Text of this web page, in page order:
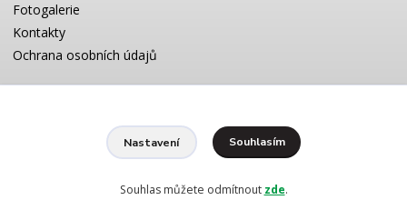
Fotogalerie
Kontakty
Ochrana osobních údajů
Potřebujete poradit s výběrem? Neváhejte se zeptat:
+420 728 772 566
info@reklamnipiskovani.cz
Nastavení Souhlasím
Souhlas můžete odmítnout zde.